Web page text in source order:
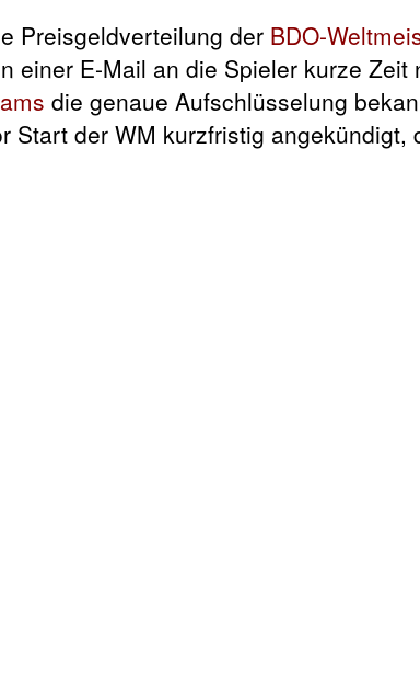
Preisgeldverteilung der BDO-
einer E-Mail an die Spieler kurze Zeit
die genaue Aufschlüsselung
Start der WM kurzfristig angekündigt,